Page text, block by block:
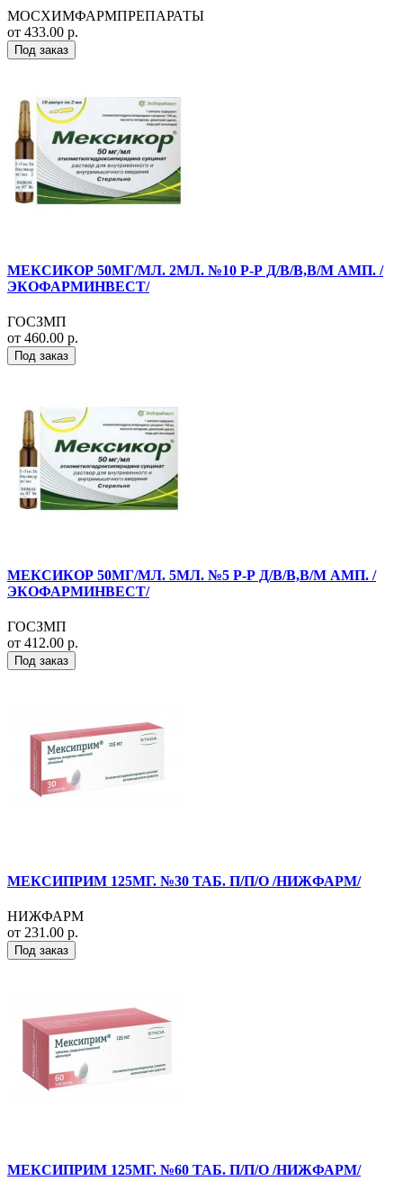
МОСХИМФАРМПРЕПАРАТЫ
от 433.00 р.
Под заказ
МЕКСИКОР 50МГ/МЛ. 2МЛ. №10 Р-Р Д/В/В,В/М АМП. /
ЭКОФАРМИНВЕСТ/
ГОСЗМП
от 460.00 р.
Под заказ
МЕКСИКОР 50МГ/МЛ. 5МЛ. №5 Р-Р Д/В/В,В/М АМП. /
ЭКОФАРМИНВЕСТ/
ГОСЗМП
от 412.00 р.
Под заказ
МЕКСИПРИМ 125МГ. №30 ТАБ. П/П/О /НИЖФАРМ/
НИЖФАРМ
от 231.00 р.
Под заказ
МЕКСИПРИМ 125МГ. №60 ТАБ. П/П/О /НИЖФАРМ/